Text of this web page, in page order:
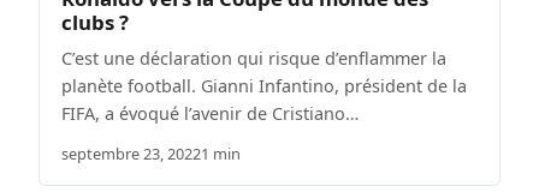
clubs ?
C’est une déclaration qui risque d’enflammer la
planète football. Gianni Infantino, président de la
FIFA, a évoqué l’avenir de Cristiano…
septembre 23, 20221 min